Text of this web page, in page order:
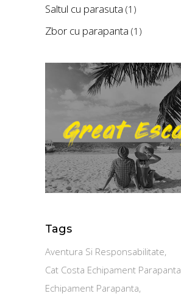
Saltul cu parasuta (1)
Zbor cu parapanta (1)
Tags
Aventura Si Responsabilitate
Cat Costa Echipament Parapanta
Echipament Parapanta